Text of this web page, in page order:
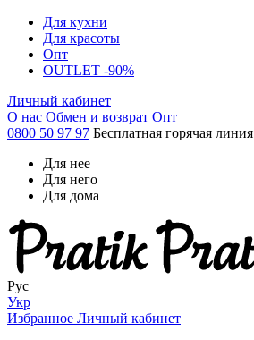
Для кухни
Для красоты
Опт
OUTLET -90%
Личный кабинет
О нас Обмен и возврат Опт
0800 50 97 97 Бесплатная горячая линия
Для нее
Для него
Для дома
Рус
Укр
Избранное Личный кабинет